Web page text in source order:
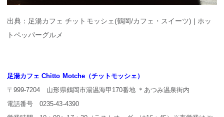
出典：足湯カフェ チットモッシェ(鶴岡/カフェ・スイーツ) | ホッ
トペッパーグルメ
足湯カフェ Chitto Motche（チットモッシェ）
〒999-7204 山形県鶴岡市湯温海甲170番地 ＊あつみ温泉街内
電話番号 0235-43-4390